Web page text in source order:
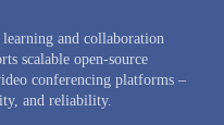
and collaboration
scalable open-source
conferencing platforms –
and reliability.